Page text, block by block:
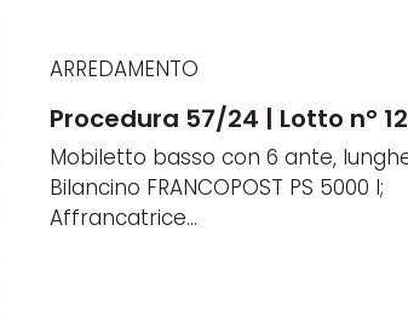
ARREDAMENTO
Procedura 57/24 | Lotto n°
Mobiletto basso con 6 ante,
Bilancino FRANCOPOST PS 5000 I;
Affrancatrice...